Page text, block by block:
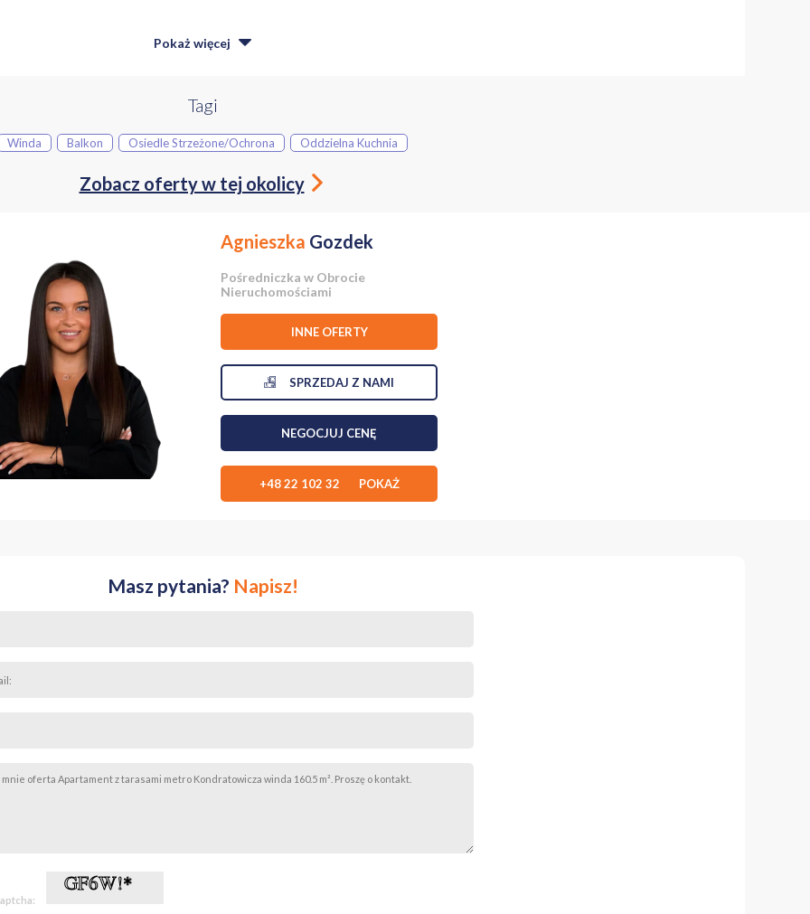
z panoramicznymi oknami i wyjściem na tarasy
ekspozycją
toaleta
hol
z pralnią
do zamontowania)
Pokaż więcej
Tagi
Winda Balkon Osiedle Strzeżone/ochrona Oddzielna Kuchnia
Zobacz oferty w tej okolicy
Agnieszka Gozdek
Pośredniczka w Obrocie
Nieruchomościami
INNE OFERTY
SPRZEDAJ Z NAMI
NEGOCJUJ CENĘ
+48 22 102 32 POKAŻ
Masz pytania? Napisz!